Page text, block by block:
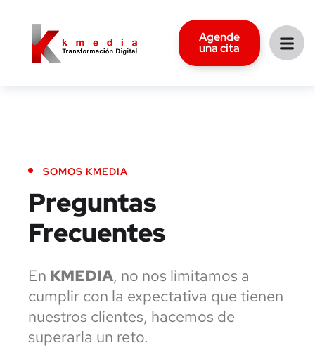
Agende
una cita
SOMOS KMEDIA
Preguntas
Frecuentes
En KMEDIA, no nos limitamos a
cumplir con la expectativa que tienen
nuestros clientes, hacemos de
superarla un reto.